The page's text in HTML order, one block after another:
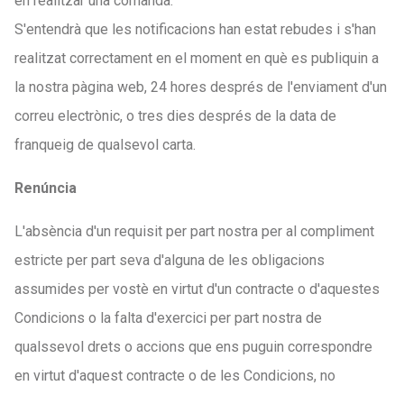
S'entendrà que les notificacions han estat rebudes i s'han
realitzat correctament en el moment en què es publiquin a
la nostra pàgina web, 24 hores després de l'enviament d'un
correu electrònic, o tres dies després de la data de
franqueig de qualsevol carta.
Renúncia
L'absència d'un requisit per part nostra per al compliment
estricte per part seva d'alguna de les obligacions
assumides per vostè en virtut d'un contracte o d'aquestes
Condicions o la falta d'exercici per part nostra de
qualssevol drets o accions que ens puguin correspondre
en virtut d'aquest contracte o de les Condicions, no